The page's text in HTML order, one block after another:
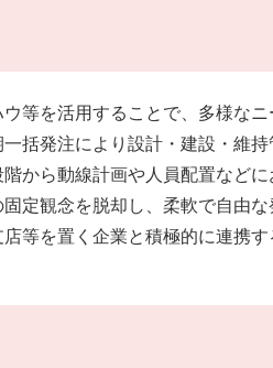
等を活用することで、多様なニ
括発注により設計・建設・維
から動線計画や人員配置など
定観念を脱却し、柔軟で自由
等を置く企業と積極的に連携